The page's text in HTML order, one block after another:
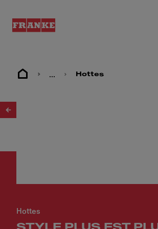
... Hottes
Hottes